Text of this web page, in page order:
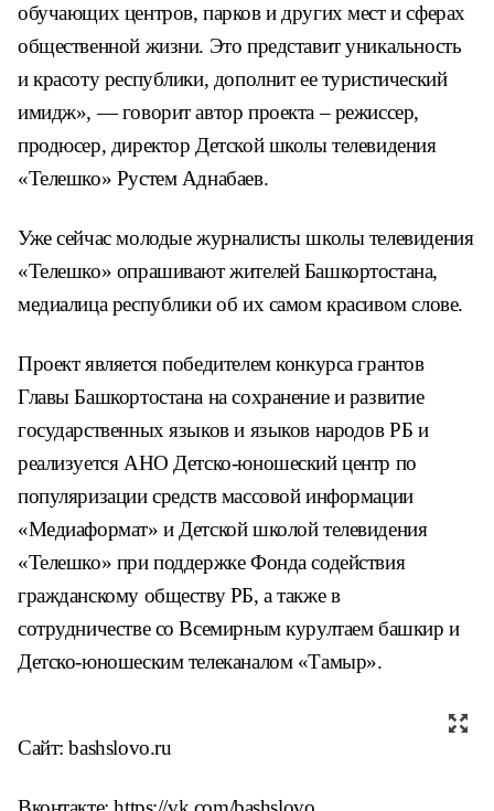
обучающих центров, парков и других мест и сферах
общественной жизни. Это представит уникальность
и красоту республики, дополнит ее туристический
имидж», — говорит автор проекта – режиссер,
продюсер, директор Детской школы телевидения
«Телешко» Рустем Аднабаев.
Уже сейчас молодые журналисты школы телевидения
«Телешко» опрашивают жителей Башкортостана,
медиалица республики об их самом красивом слове.
Проект является победителем конкурса грантов
Главы Башкортостана на сохранение и развитие
государственных языков и языков народов РБ и
реализуется АНО Детско-юношеский центр по
популяризации средств массовой информации
«Медиаформат» и Детской школой телевидения
«Телешко» при поддержке Фонда содействия
гражданскому обществу РБ, а также в
сотрудничестве со Всемирным курултаем башкир и
Детско-юношеским телеканалом «Тамыр».
Сайт: bashslovo.ru